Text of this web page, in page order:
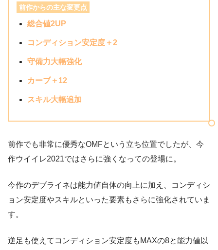
前作からの主な変更点
総合値2UP
コンディション安定度＋2
守備力大幅強化
カーブ＋12
スキル大幅追加
前作でも非常に優秀なOMFという立ち位置でしたが、今
作ウイイレ2021ではさらに強くなっての登場に。
今作のデブライネは能力値自体の向上に加え、コンディシ
ョン安定度やスキルといった要素もさらに強化されていま
す。
逆足も使えてコンディション安定度もMAXの8と能力値以